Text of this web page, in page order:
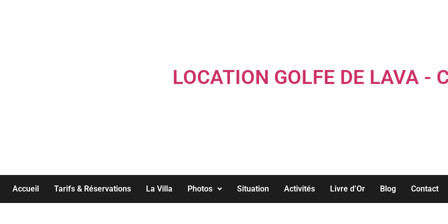
LOCATION GOLFE DE LAVA -
Accueil Tarifs & Réservations La Villa Photos Situation Activités Livre d’Or Blog Contact